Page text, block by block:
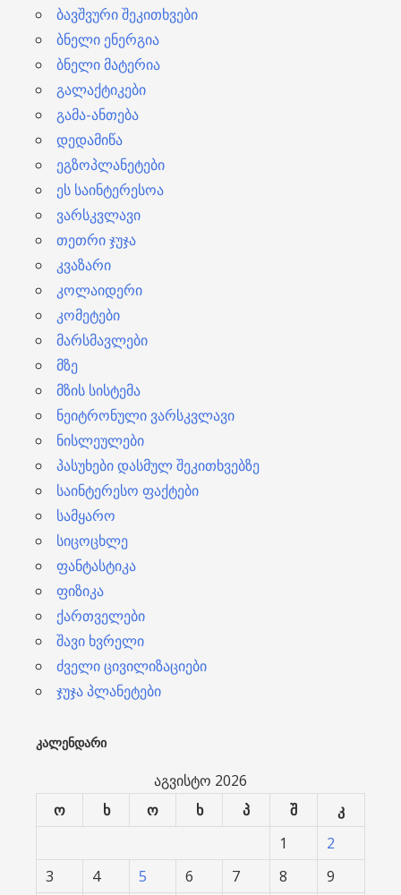
ბავშვური შეკითხვები
ბნელი ენერგია
ბნელი მატერია
გალაქტიკები
გამა-ანთება
დედამიწა
ეგზოპლანეტები
ეს საინტერესოა
ვარსკვლავი
თეთრი ჯუჯა
კვაზარი
კოლაიდერი
კომეტები
მარსმავლები
მზე
მზის სისტემა
ნეიტრონული ვარსკვლავი
ნისლეულები
პასუხები დასმულ შეკითხვებზე
საინტერესო ფაქტები
სამყარო
სიცოცხლე
ფანტასტიკა
ფიზიკა
ქართველები
შავი ხვრელი
ძველი ცივილიზაციები
ჯუჯა პლანეტები
ᲙᲐᲚᲔᲜᲓᲐᲠᲘ
აგვისტო 2026
ო
ხ ო ხ პ შ
კ
1
2
3
4 5 6 7 8 9